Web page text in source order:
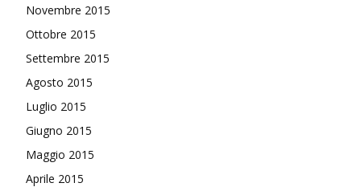
Novembre 2015
Ottobre 2015
Settembre 2015
Agosto 2015
Luglio 2015
Giugno 2015
Maggio 2015
Aprile 2015